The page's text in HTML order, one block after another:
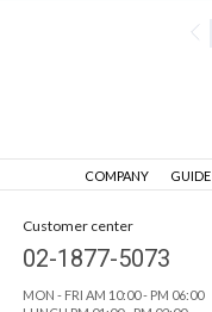
COMPANY GUIDE
Customer center
02-1877-5073
MON - FRI AM 10:00 - PM 06:00